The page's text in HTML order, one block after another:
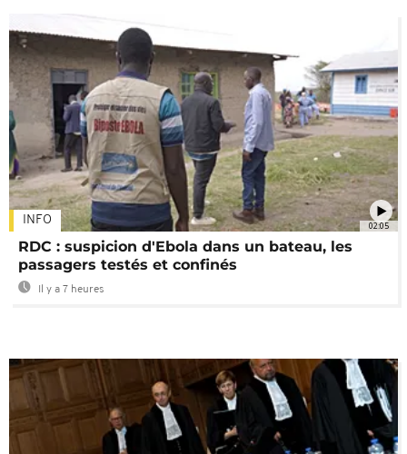
02:05
INFO
RDC : suspicion d'Ebola dans un bateau, les
passagers testés et confinés
Il y a 7 heures